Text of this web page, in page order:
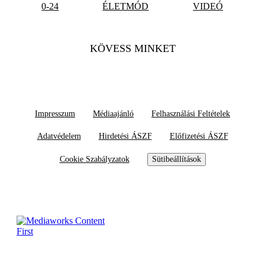
0-24 ÉLETMÓD VIDEÓ
KÖVESS MINKET
Impresszum Médiaajánló Felhasználási Feltételek
Adatvédelem Hirdetési ÁSZF Előfizetési ÁSZF
Cookie Szabályzatok Sütibeállítások